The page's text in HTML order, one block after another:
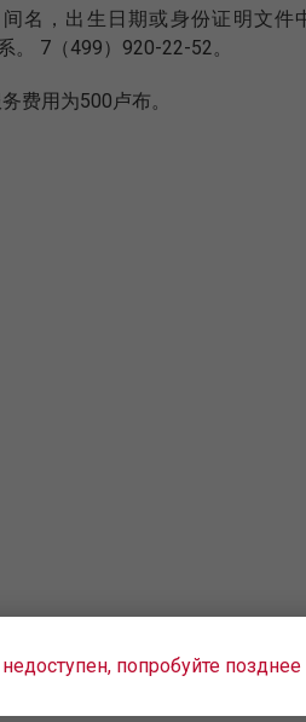
名，出生日期或身份证明文
。 7（499）920-22-52。
费用为500卢布。
попробуйте позднее